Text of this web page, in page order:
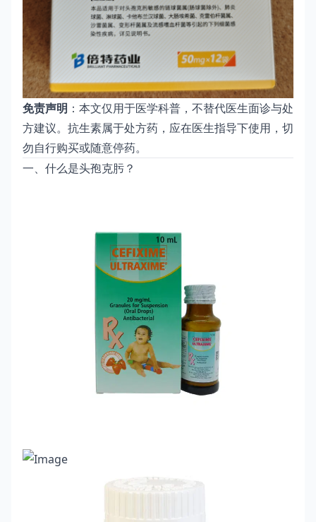
免责声明 ：本文仅用于医学科普，不替代医生面诊与处
方建议。抗生素属于处方药，应在医生指导下使用，切
勿自行购买或随意停药。
一、什么是头孢克肟？